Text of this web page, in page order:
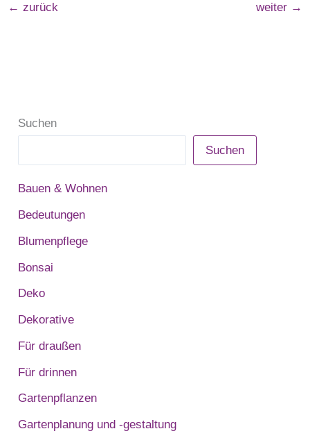
← zurück weiter →
Suchen
Suchen
Bauen & Wohnen
Bedeutungen
Blumenpflege
Bonsai
Deko
Dekorative
Für draußen
Für drinnen
Gartenpflanzen
Gartenplanung und -gestaltung